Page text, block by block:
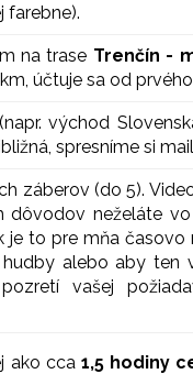
farebne).
na trase Trenčín -
účtuje sa od
(napr. východ
spresníme si
záberov (do 5).
dôvodov neželáte
je to pre mňa
alebo aby ten
vašej
ako cca 1,5 hodiny